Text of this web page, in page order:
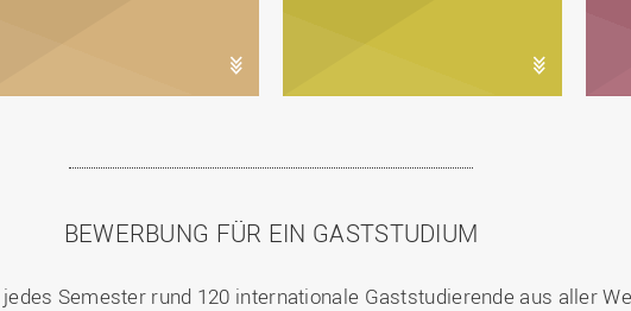
BEWERBUNG FÜR EIN GASTSTUDIUM
Semester rund 120 internationale Gaststudierende aus aller